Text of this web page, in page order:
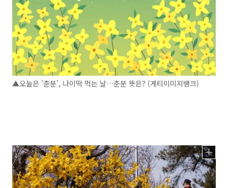
▲오늘은 '춘분', 나이떡 먹는 날…춘분 뜻은? (게티이미지뱅크)